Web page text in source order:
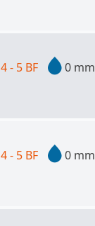
4 - 5 BF 0 mm
4 - 5 BF 0 mm